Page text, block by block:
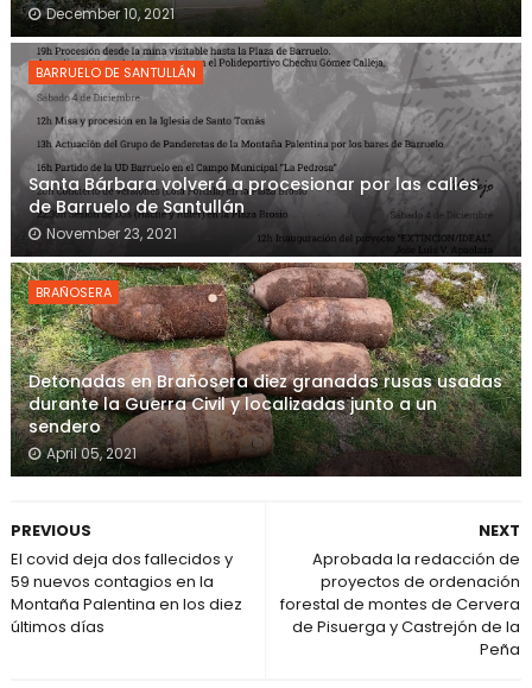
December 10, 2021
BARRUELO DE SANTULLÁN
Santa Bárbara volverá a procesionar por las calles
de Barruelo de Santullán
November 23, 2021
BRAÑOSERA
Detonadas en Brañosera diez granadas rusas usadas
durante la Guerra Civil y localizadas junto a un
sendero
April 05, 2021
NEXT
Aprobada la redacción de
proyectos de ordenación
forestal de montes de Cervera
de Pisuerga y Castrejón de la
Peña
PREVIOUS
El covid deja dos fallecidos y
59 nuevos contagios en la
Montaña Palentina en los diez
últimos días